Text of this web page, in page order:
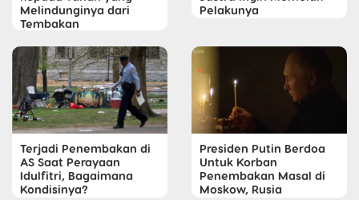
Melindunginya dari
Tembakan
Pelakunya
Terjadi Penembakan di
AS Saat Perayaan
Idulfitri, Bagaimana
Kondisinya?
Presiden Putin Berdoa
Untuk Korban
Penembakan Masal di
Moskow, Rusia